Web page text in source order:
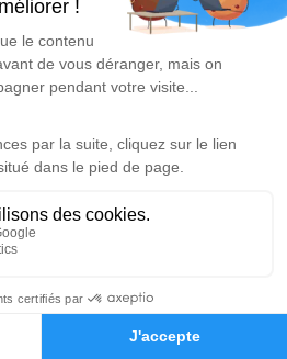
Hommages
Je rends hommage
2023 à 14h30